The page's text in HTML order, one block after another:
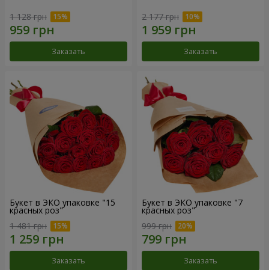
1 128 грн
Заказать
2 177 грн
Заказать
Букет в ЭКО упаковке "15
красных роз"
1 481 грн
Заказать
Букет в ЭКО упаковке "7
красных роз"
999 грн
Заказать